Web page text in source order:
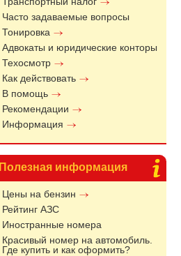
Часто задаваемые вопросы
Тонировка
Адвокаты и юридические конторы
Техосмотр
Как действовать
В помощь
Рекомендации
Информация
Полезная информация
Цены на бензин
Рейтинг АЗС
Иностранные номера
Красивый номер на автомобиль.
Где купить и как оформить?